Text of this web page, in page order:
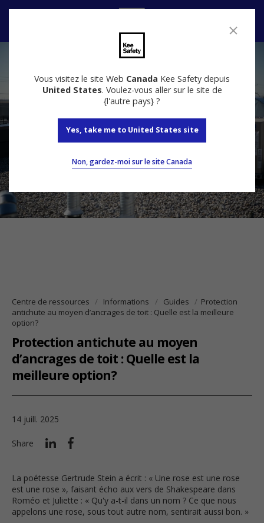
Vous visitez le site Web Canada Kee Safety depuis
United States. Voulez-vous aller sur le site de
{l'autre pays} ?
Yes, take me to United States site
Non, gardez-moi sur le site Canada
Centre de ressources Informations Guides
Protection
antichute au moyen d’ancrages de toit : Quelle est la meilleure
option?
Protection antichute au moyen
d’ancrages de toit : Quelle est la
meilleure option?
14 juill. 2025
Share
La poétesse Gertrude Stein a écrit : « Une rose est une rose
est une rose », faisant écho aux vers de Shakespeare dans
Roméo et Juliette : « Qu'y a-t-il dans un nom ? Ce que nous
appelons une rose, sous tout autre nom, sentirait aussi bon. »